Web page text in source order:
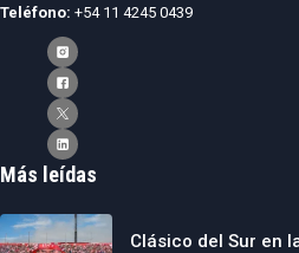
Teléfono: +54 11 4245 0439
Más leídas
Clásico del Sur en